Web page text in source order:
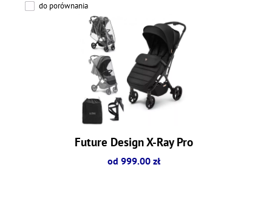
do porównania
Future Design X-Ray Pro
od 999.00 zł